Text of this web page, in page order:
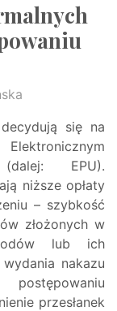
się na
(dalej: EPU).
niższe opłaty
– szybkość
złożonych w
lub ich
nakazu
przesłanek